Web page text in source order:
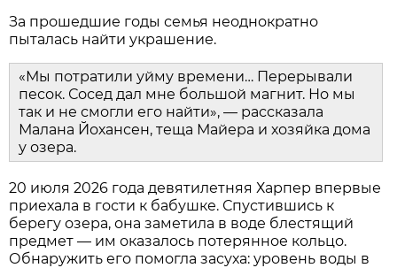
За прошедшие годы семья неоднократно
пыталась найти украшение.
«Мы потратили уйму времени… Перерывали
песок. Сосед дал мне большой магнит. Но мы
так и не смогли его найти», — рассказала
Малана Йохансен, теща Майера и хозяйка дома
у озера.
20 июля 2026 года девятилетняя Харпер впервые
приехала в гости к бабушке. Спустившись к
берегу озера, она заметила в воде блестящий
предмет — им оказалось потерянное кольцо.
Обнаружить его помогла засуха: уровень воды в